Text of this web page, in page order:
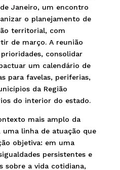
Janeiro, um encontro
o planejamento de
territorial, com
de março. A reunião
consolidar
um calendário de
para favelas, periferias,
da Região
do interior do estado.
mais amplo da
uma linha de atuação que
objetiva: em uma
persistentes e
sobre a vida cotidiana,